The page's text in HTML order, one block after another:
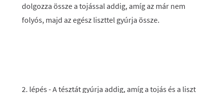
dolgozza össze a tojással addig, amíg az már nem
folyós, majd az egész liszttel gyúrja össze.
2. lépés - A tésztát gyúrja addig, amíg a tojás és a liszt